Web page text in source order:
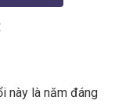
này là năm đáng